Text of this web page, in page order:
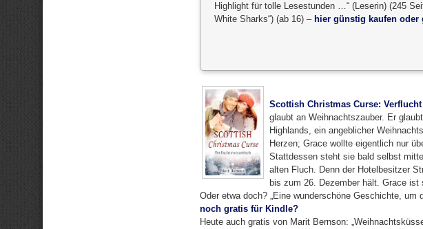
Highlight für tolle Lesestunden …“ (Leserin) (245
White Sharks“) (ab 16) – hier günstig kaufen oder
Scottish Christmas Curse:
glaubt an Weihnachtszauber. Er
Highlands, ein angeblicher
Herzen; Grace wollte eigentlich nur
Stattdessen steht sie bald selbst
alten Fluch. Denn der Hotelbesitzer
bis zum 26. Dezember hält. Grace
Oder etwa doch? „Eine wunderschöne Geschichte,
noch gratis für Kindle?
Heute auch gratis von Marit Bernson: